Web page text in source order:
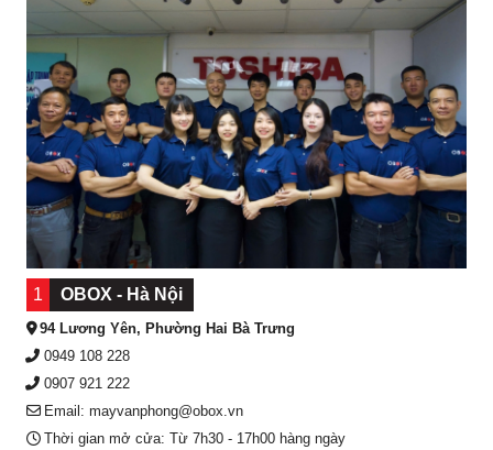
1 OBOX - Hà Nội
94 Lương Yên, Phường Hai Bà Trưng
0949 108 228
0907 921 222
Email: mayvanphong@obox.vn
Thời gian mở cửa: Từ 7h30 - 17h00 hàng ngày